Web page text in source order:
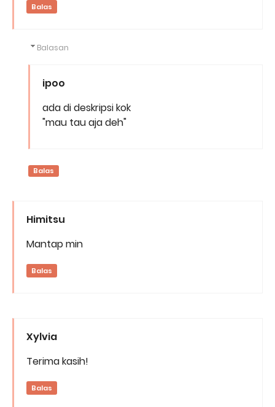
Balas
Balasan
ipoo
ada di deskripsi kok
"mau tau aja deh"
Balas
Himitsu
Mantap min
Balas
Xylvia
Terima kasih!
Balas